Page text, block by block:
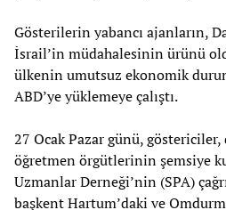
Gösterilerin yabancı ajanların,
İsrail’in müdahalesinin ürünü
ülkenin umutsuz ekonomik
ABD’ye yüklemeye çalıştı.
27 Ocak Pazar günü,
öğretmen örgütlerinin şemsiye
Uzmanlar Derneği’nin (SPA)
başkent Hartum’daki ve